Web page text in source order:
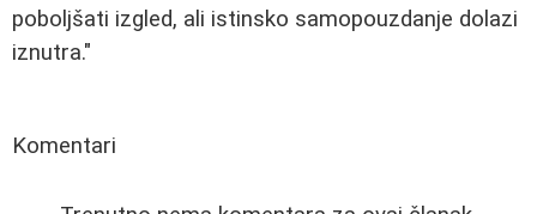
poboljšati izgled, ali istinsko samopouzdanje dolazi
iznutra."
Komentari